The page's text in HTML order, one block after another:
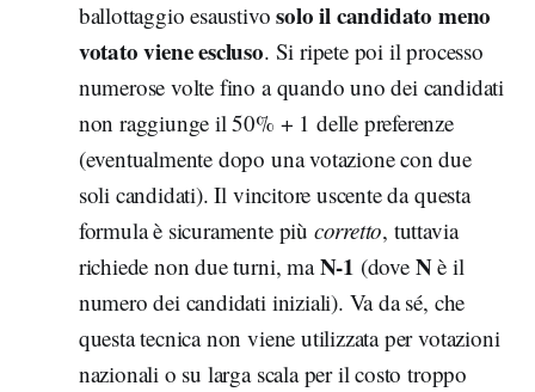
ballottaggio esaustivosolo il candidato meno
votato viene escluso. Si ripete poi il processo
numerose volte fino a quando uno dei candidati
non raggiunge il 50% + 1 delle preferenze
(eventualmente dopo una votazione con due
soli candidati). Il vincitore uscente da questa
formula è sicuramente più corretto, tuttavia
richiede non due turni, maN-1 (dove Nè il
numero dei candidati iniziali). Va da sé, che
questa tecnica non viene utilizzata per votazioni
nazionali o su larga scala per il costo troppo